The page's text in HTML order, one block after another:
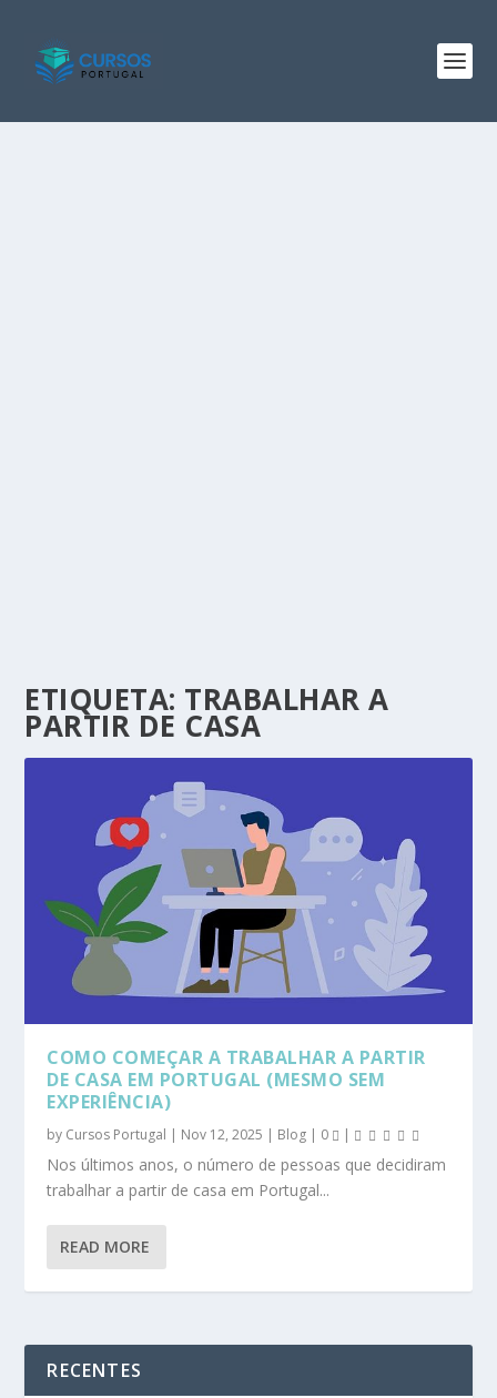
ETIQUETA: TRABALHAR A
PARTIR DE CASA
COMO COMEÇAR A TRABALHAR A PARTIR
DE CASA EM PORTUGAL (MESMO SEM
EXPERIÊNCIA)
by Cursos Portugal | Nov 12, 2025 | Blog | 0 |
Nos últimos anos, o número de pessoas que decidiram
trabalhar a partir de casa em Portugal...
READ MORE
RECENTES